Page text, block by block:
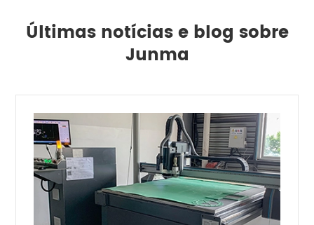
Últimas notícias e blog sobre
Junma